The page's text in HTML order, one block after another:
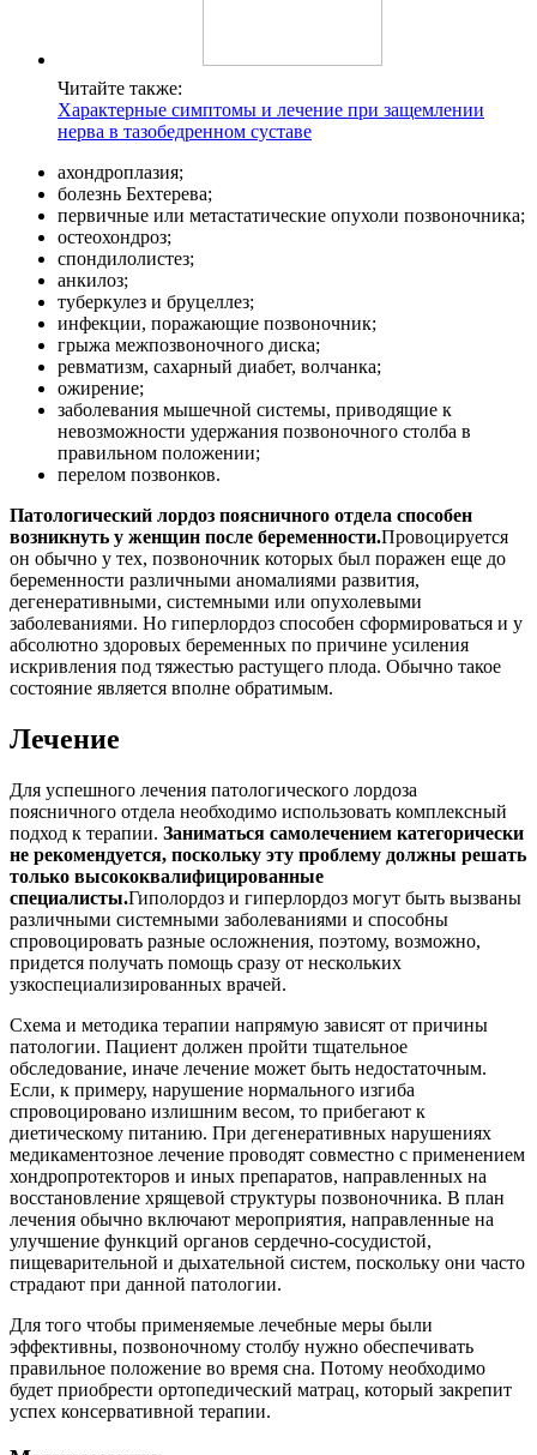
Читайте также:
Характерные симптомы и лечение при защемлении
нерва в тазобедренном суставе
ахондроплазия;
болезнь Бехтерева;
первичные или метастатические опухоли позвоночника;
остеохондроз;
спондилолистез;
анкилоз;
туберкулез и бруцеллез;
инфекции, поражающие позвоночник;
грыжа межпозвоночного диска;
ревматизм, сахарный диабет, волчанка;
ожирение;
заболевания мышечной системы, приводящие к
невозможности удержания позвоночного столба в
правильном положении;
перелом позвонков.
Патологический лордоз поясничного отдела способен
возникнуть у женщин после беременности.Провоцируется
он обычно у тех, позвоночник которых был поражен еще до
беременности различными аномалиями развития,
дегенеративными, системными или опухолевыми
заболеваниями. Но гиперлордоз способен сформироваться и у
абсолютно здоровых беременных по причине усиления
искривления под тяжестью растущего плода. Обычно такое
состояние является вполне обратимым.
Лечение
Для успешного лечения патологического лордоза
поясничного отдела необходимо использовать комплексный
подход к терапии. Заниматься самолечением категорически
не рекомендуется, поскольку эту проблему должны решать
только высококвалифицированные
специалисты.Гиполордоз и гиперлордоз могут быть вызваны
различными системными заболеваниями и способны
спровоцировать разные осложнения, поэтому, возможно,
придется получать помощь сразу от нескольких
узкоспециализированных врачей.
Схема и методика терапии напрямую зависят от причины
патологии. Пациент должен пройти тщательное
обследование, иначе лечение может быть недостаточным.
Если, к примеру, нарушение нормального изгиба
спровоцировано излишним весом, то прибегают к
диетическому питанию. При дегенеративных нарушениях
медикаментозное лечение проводят совместно с применением
хондропротекторов и иных препаратов, направленных на
восстановление хрящевой структуры позвоночника. В план
лечения обычно включают мероприятия, направленные на
улучшение функций органов сердечно-сосудистой,
пищеварительной и дыхательной систем, поскольку они часто
страдают при данной патологии.
Для того чтобы применяемые лечебные меры были
эффективны, позвоночному столбу нужно обеспечивать
правильное положение во время сна. Потому необходимо
будет приобрести ортопедический матрац, который закрепит
успех консервативной терапии.